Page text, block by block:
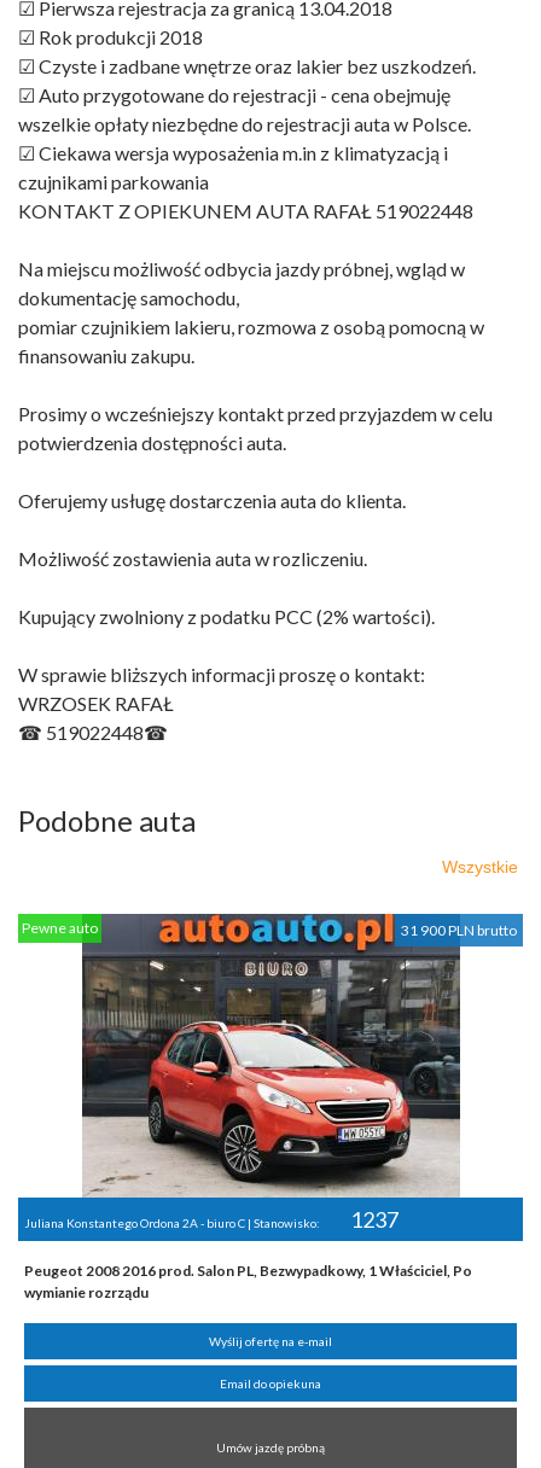
☑ Pierwsza rejestracja za granicą 13.04.2018
☑ Rok produkcji 2018
☑ Czyste i zadbane wnętrze oraz lakier bez uszkodzeń.
☑ Auto przygotowane do rejestracji - cena obejmuję
wszelkie opłaty niezbędne do rejestracji auta w Polsce.
☑ Ciekawa wersja wyposażenia m.in z klimatyzacją i
czujnikami parkowania
KONTAKT Z OPIEKUNEM AUTA RAFAŁ 519022448
Na miejscu możliwość odbycia jazdy próbnej, wgląd w
dokumentację samochodu,
pomiar czujnikiem lakieru, rozmowa z osobą pomocną w
finansowaniu zakupu.
Prosimy o wcześniejszy kontakt przed przyjazdem w celu
potwierdzenia dostępności auta.
Oferujemy usługę dostarczenia auta do klienta.
Możliwość zostawienia auta w rozliczeniu.
Kupujący zwolniony z podatku PCC (2% wartości).
W sprawie bliższych informacji proszę o kontakt:
WRZOSEK RAFAŁ
☎ 519022448☎
Podobne auta
Wszystkie
31 900 PLN brutto
Pewne auto
Juliana Konstantego Ordona 2A - biuro C | Stanowisko: 1237
Peugeot 2008 2016 prod. Salon PL, Bezwypadkowy, 1 Właściciel, Po
wymianie rozrządu
Wyślij ofertę na e-mail
Email do opiekuna
Umów jazdę próbną